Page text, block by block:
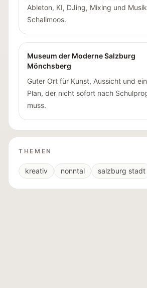
Ableton, KI, DJing, Mixing und
Schallmoos.
Museum der Moderne Salzburg
Mönchsberg
Guter Ort für Kunst, Aussicht und
Plan, der nicht sofort nach
muss.
THEMEN
kreativ nonntal salzburg stadt